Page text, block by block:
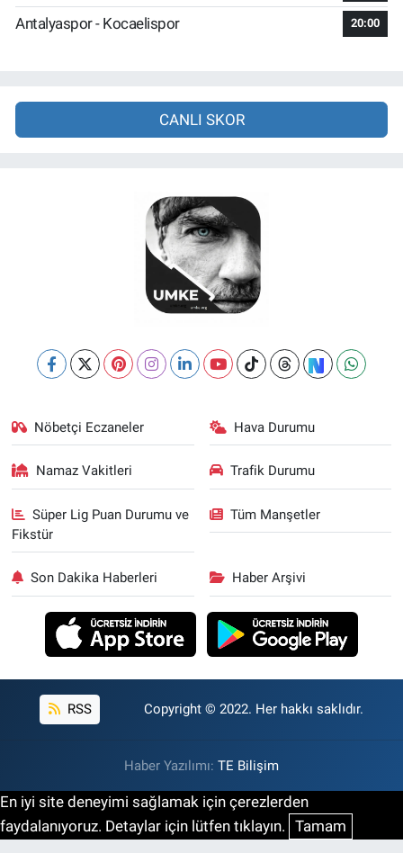
Antalyaspor - Kocaelispor 20:00
CANLI SKOR
Nöbetçi Eczaneler Hava Durumu
Namaz Vakitleri Trafik Durumu
Süper Lig Puan Durumu ve
Fikstür
Tüm Manşetler
Son Dakika Haberleri Haber Arşivi
RSS Copyright © 2022. Her hakkı saklıdır.
Haber Yazılımı: TE Bilişim
En iyi site deneyimi sağlamak için çerezlerden
faydalanıyoruz. Detaylar için lütfen tıklayın. Tamam